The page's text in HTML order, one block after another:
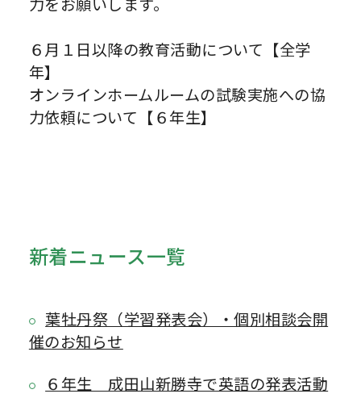
６月１日以降の教育活動について【全学
年】
オンラインホームルームの試験実施への協
力依頼について【６年生】
新着ニュース一覧
葉牡丹祭（学習発表会）・個別相談会開
催のお知らせ
６年生 成田山新勝寺で英語の発表活動